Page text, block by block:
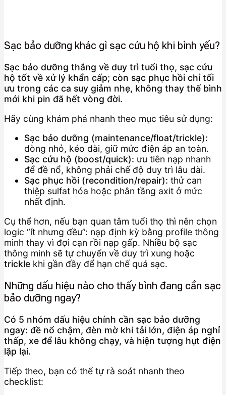
Sạc bảo dưỡng khác gì sạc cứu hộ khi bình yếu?
Sạc bảo dưỡng thắng về duy trì tuổi thọ, sạc cứu
hộ tốt về xử lý khẩn cấp; còn sạc phục hồi chỉ tối
ưu trong các ca suy giảm nhẹ, không thay thế bình
mới khi pin đã hết vòng đời.
Hãy cùng khám phá nhanh theo mục tiêu sử dụng:
Sạc bảo dưỡng (maintenance/float/trickle):
dòng nhỏ, kéo dài, giữ mức điện áp an toàn.
Sạc cứu hộ (boost/quick): ưu tiên nạp nhanh
để đề nổ, không phải chế độ duy trì lâu dài.
Sạc phục hồi (recondition/repair): thử can
thiệp sulfat hóa hoặc phân tầng axit ở mức
nhất định.
Cụ thể hơn, nếu bạn quan tâm tuổi thọ thì nên chọn
logic “ít nhưng đều”: nạp định kỳ bằng profile thông
minh thay vì đợi cạn rồi nạp gấp. Nhiều bộ sạc
thông minh sẽ tự chuyển về duy trì xung hoặc
trickle khi gần đầy để hạn chế quá sạc.
Những dấu hiệu nào cho thấy bình đang cần sạc
bảo dưỡng ngay?
Có 5 nhóm dấu hiệu chính cần sạc bảo dưỡng
ngay: đề nổ chậm, đèn mờ khi tải lớn, điện áp nghỉ
thấp, xe để lâu không chạy, và hiện tượng hụt điện
lặp lại.
Tiếp theo, bạn có thể tự rà soát nhanh theo
checklist: